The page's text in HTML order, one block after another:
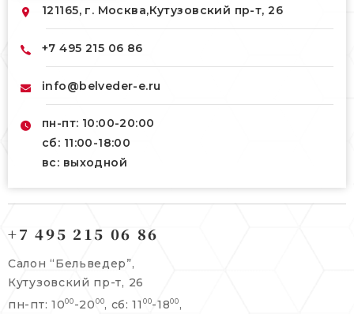
121165, г. Москва,Кутузовский пр-т, 26
+7 495 215 06 86
info@belveder-e.ru
пн-пт: 10:00-20:00
сб: 11:00-18:00
вс: выходной
info@belveder-e.ru
Берсеневский переулок, 3/10с7
+7 495 477 45 43
info@belveder-e.ru
+7 495 215 06 86
Салон “Бельведер”,
Кутузовский пр-т, 26
пн-пт: 1000 -20 00, сб: 11 00-1800 ,